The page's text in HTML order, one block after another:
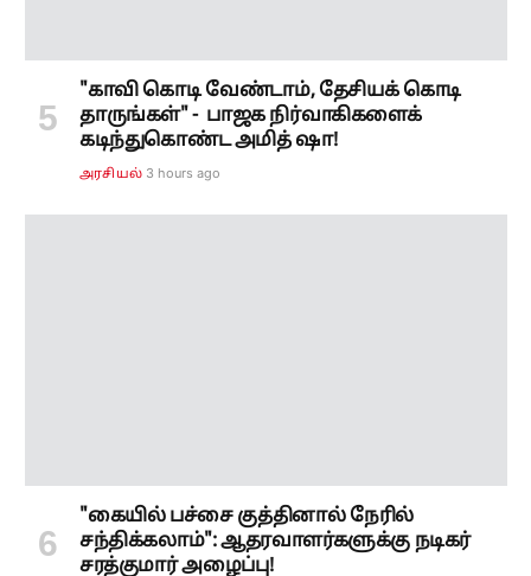
"காவி கொடி வேண்டாம், தேசியக் கொடி
தாருங்கள்" - பாஜக நிர்வாகிகளைக்
கடிந்துகொண்ட அமித் ஷா!
அரசியல் 3 hours ago
"கையில் பச்சை குத்தினால் நேரில்
சந்திக்கலாம்": ஆதரவாளர்களுக்கு நடிகர்
சரத்குமார் அழைப்பு!